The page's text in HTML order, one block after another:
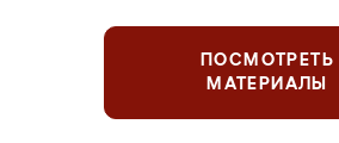
ПОСМОТРЕТЬ
МАТЕРИАЛЫ